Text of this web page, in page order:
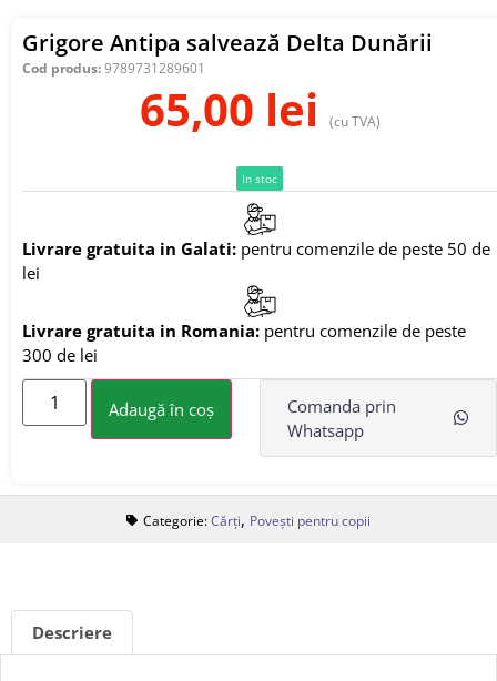
Grigore Antipa salvează Delta Dunării
Cod produs:9789731289601
65,00 lei (cu TVA)
In stoc
Livrare gratuita in Galati: pentru comenzile de peste 50 de
lei
Livrare gratuita in Romania: pentru comenzile de peste
300 de lei
Adaugă în coș
Comanda prin
Whatsapp
Categorie:Cărți, Povești pentru copii
Descriere